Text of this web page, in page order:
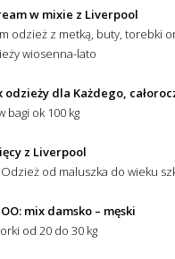
w mixie z Liverpool
odzież z metką, buty, torebki
wiosenna-lato
dla Każdego,
bagi ok 100 kg
z Liverpool
od maluszka do wieku
mix damsko – męski
od 20 do 30 kg